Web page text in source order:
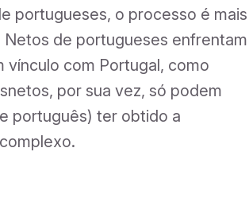
portugueses, o processo é mais
de portugueses enfrentam
vínculo com Portugal, como
por sua vez, só podem
português) ter obtido a